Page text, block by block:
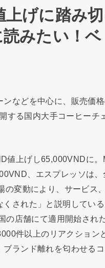
げに踏み
みたい！
などを中心に、販売価
する国内大手コーヒーチ
値上げし65,000VNDに。
、エスプレッソは
変動により、サービス
された」と説明してい
の店舗にて適用開始され
件以上のリアクション
ランド離れを匂わせる